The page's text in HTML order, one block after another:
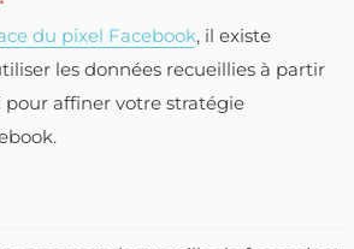
du pixel Facebook, il existe
les données recueillies à partir
pour affiner votre stratégie